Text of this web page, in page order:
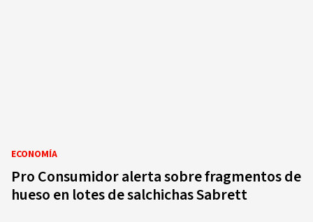
ECONOMÍA
Pro Consumidor alerta sobre fragmentos de
hueso en lotes de salchichas Sabrett